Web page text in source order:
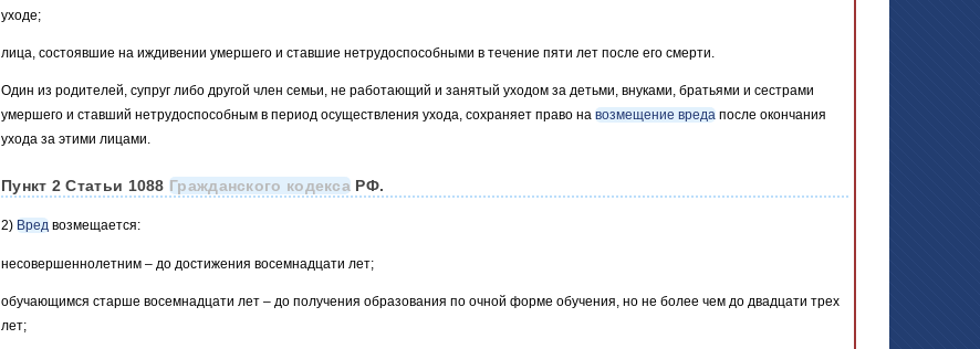
уходе;
лица, состоявшие на иждивении умершего и ставшие нетрудоспособными в течение пяти лет после его смерти.
Один из родителей, супруг либо другой член семьи, не работающий и занятый уходом за детьми, внуками, братьями и сестрами
умершего и ставший нетрудоспособным в период осуществления ухода, сохраняет право на возмещение вреда после окончания
ухода за этими лицами.
Пункт 2 Статьи 1088Гражданского кодекса РФ.
2) Вред возмещается:
несовершеннолетним – до достижения восемнадцати лет;
обучающимся старше восемнадцати лет – до получения образования по очной форме обучения, но не более чем до двадцати трех
лет;